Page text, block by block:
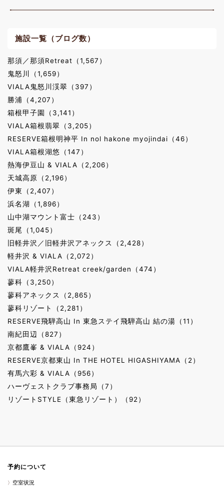
施設一覧（ブログ数）
那須／那須Retreat（1,567）
鬼怒川（1,659）
VIALA鬼怒川渓翠（397）
勝浦（4,207）
箱根甲子園（3,141）
VIALA箱根翡翠（3,205）
RESERVE箱根明神平 In nol hakone myojindai（46）
VIALA箱根湖悠（147）
熱海伊豆山 & VIALA（2,206）
天城高原（2,196）
伊東（2,407）
浜名湖（1,896）
山中湖マウント富士（243）
斑尾（1,045）
旧軽井沢／旧軽井沢アネックス（2,428）
軽井沢 & VIALA（2,072）
VIALA軽井沢Retreat creek/garden（474）
蓼科（3,250）
蓼科アネックス（2,865）
蓼科リゾート（2,281）
RESERVE飛騨高山 In 東急ステイ飛騨高山 結の湯（11）
南紀田辺（827）
京都鷹峯 & VIALA（924）
RESERVE京都東山 In THE HOTEL HIGASHIYAMA（2）
有馬六彩 & VIALA（956）
ハーヴェストクラブ事務局（7）
リゾートSTYLE（東急リゾート）（92）
予約について
空室状況